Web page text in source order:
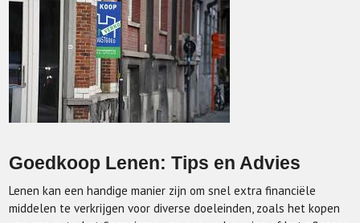
Goedkoop Lenen: Tips en Advies
Lenen kan een handige manier zijn om snel extra financiële
middelen te verkrijgen voor diverse doeleinden, zoals het kopen